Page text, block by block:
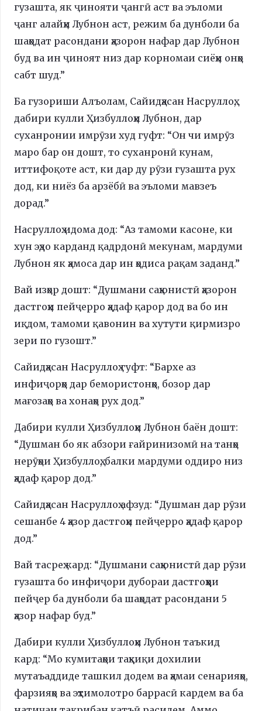
гузашта, як ҷинояти ҷангӣ аст ва эъломи
ҷанг алайҳи Лубнон аст, режим ба дунболи ба
шаҳодат расондани ҳазорон нафар дар Лубнон
буд ва ин ҷиноят низ дар корномаи сиёҳи онҳо
сабт шуд.”
Ба гузориши Алъолам, Сайидҳасан Насруллоҳ,
дабири кулли Ҳизбуллоҳи Лубнон, дар
суханронии имрӯзи худ гуфт: “Он чи имрӯз
маро бар он дошт, то суханронӣ кунам,
иттифоқоте аст, ки дар ду рӯзи гузашта рух
дод, ки ниёз ба арзёбӣ ва эъломи мавзеъ
дорад.”
Насруллоҳ идома дод: “Аз тамоми касоне, ки
хун эҳдо карданд қадрдонӣ мекунам, мардуми
Лубнон як ҳамоса дар ин ҳодиса рақам заданд.”
Вай изҳор дошт: “Душмани саҳюнистӣ ҳазорон
дастгоҳи пейҷерро ҳадаф қарор дод ва бо ин
иқдом, тамоми қавонин ва хутути қирмизро
зери по гузошт.”
Сайидҳасан Насруллоҳ гуфт: “Бархе аз
инфиҷорҳо дар бемористонҳо, бозор дар
мағозаҳо ва хонаҳо рух дод.”
Дабири кулли Ҳизбуллоҳи Лубнон баён дошт:
“Душман бо як абзори ғайринизомӣ на танҳо
нерӯҳои Ҳизбуллоҳ, балки мардуми оддиро низ
ҳадаф қарор дод.”
Сайидҳасан Насруллоҳ афзуд: “Душман дар рӯзи
сешанбе 4 ҳазор дастгоҳи пейҷерро ҳадаф қарор
дод.”
Вай тасреҳ кард: “Душмани саҳюнистӣ дар рӯзи
гузашта бо инфиҷори дубораи дастгоҳҳои
пейҷер ба дунболи ба шаҳодат расондани 5
ҳазор нафар буд.”
Дабири кулли Ҳизбуллоҳи Лубнон таъкид
кард: “Мо кумитаҳои таҳқиқи дохилии
мутаъаддиде ташкил додем ва ҳамаи сенарияҳо,
фарзияҳо ва эҳтимолотро баррасӣ кардем ва ба